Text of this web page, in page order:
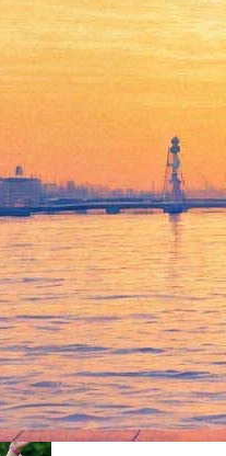
панихида и
и Шут" Михаилом
сейчас на месте
- в основном молодая
фасаде "Юбилейного"
Любим. Скорбим".
предполагалось ранее.
церемонии - как фанатам,